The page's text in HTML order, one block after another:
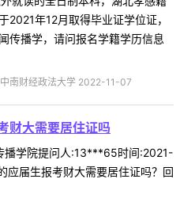
2021年12月取得毕业证学位证，
传播学，请问报名学籍学历信息
南财经政法大学 2022-11-07
财大需要居住证吗
播学院提问人:13***65时间:2021-
届生报考财大需要居住证吗？回